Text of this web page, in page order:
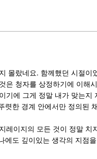
몰랐네요. 함께했던 시절이
은 청자를 상정하기에 이해
기에 그게 정말 내가 맞는지
한 경계 안에서만 정의된
이지의 모든 것이 정말 치
도 깊이있는 생각의 지점